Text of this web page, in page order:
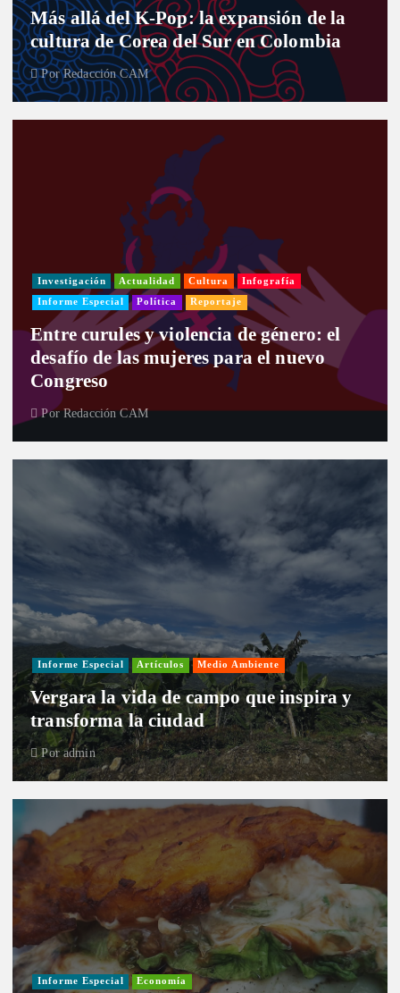
Más allá del K-Pop: la expansión de la
cultura de Corea del Sur en Colombia
PorRedacción CAM
Investigación Actualidad Cultura Infografía
Informe Especial Política Reportaje
Entre curules y violencia de género: el
desafío de las mujeres para el nuevo
Congreso
PorRedacción CAM
Informe Especial Artículos Medio Ambiente
Vergara la vida de campo que inspira y
transforma la ciudad
Poradmin
Informe Especial Economía